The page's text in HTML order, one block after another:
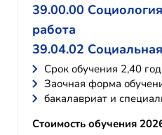
39.00.00
работа
39.04.02
Cрок обучения 2,40
Заочная форма
бакалавриат и
Стоимость обучения